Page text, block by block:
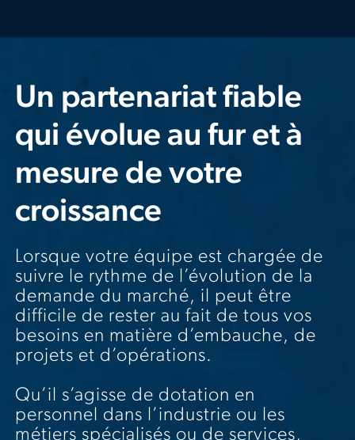
Un partenariat fiable
qui évolue au fur et à
mesure de votre
croissance
Lorsque votre équipe est chargée de
suivre le rythme de l’évolution de la
demande du marché, il peut être
difficile de rester au fait de tous vos
besoins en matière d’embauche, de
projets et d’opérations.
Qu’il s’agisse de dotation en
personnel dans l’industrie ou les
métiers spécialisés ou de services,